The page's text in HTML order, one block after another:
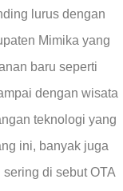
lurus dengan
Mimika yang
baru seperti
dengan wisata
teknologi yang
ini, banyak juga
di sebut OTA